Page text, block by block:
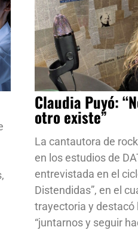
Claudia Puyó:
otro existe”
La cantautora de
en los estudios de
entrevistada en el
Distendidas”, en el
trayectoria y destacó
“juntarnos y seguir